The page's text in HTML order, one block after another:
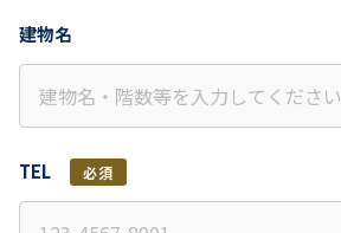
建物名
TEL 必須